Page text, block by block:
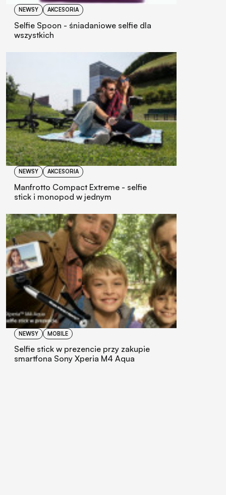
NEWSY AKCESORIA
Selfie Spoon - śniadaniowe selfie dla
wszystkich
NEWSY AKCESORIA
Manfrotto Compact Extreme - selfie
stick i monopod w jednym
NEWSY MOBILE
Selfie stick w prezencie przy zakupie
smartfona Sony Xperia M4 Aqua